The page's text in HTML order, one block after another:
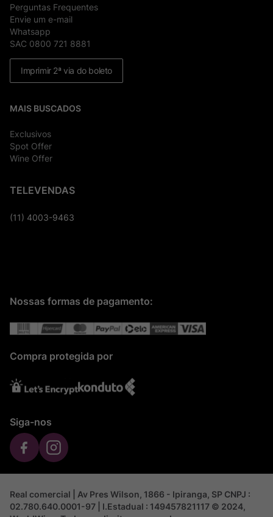
Perguntas Frequentes
Envie um e-mail
Whatsapp
SAC 0800 721 8881
Imprimir 2ª via do boleto
MAIS BUSCADOS
Exclusivos
Spot Offer
Wine Offer
TELEVENDAS
(11) 4003-9463
Nossas formas de pagamento:
Compra protegida por
Siga-nos
Real comercial | Av Pres Wilson, 1866 - Ipiranga, SP CNPJ :
02.780.640.0001-97 | I.Estadual : 149457821117 © 2024,